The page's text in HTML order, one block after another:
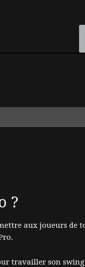
?
aux joueurs de
travailler son